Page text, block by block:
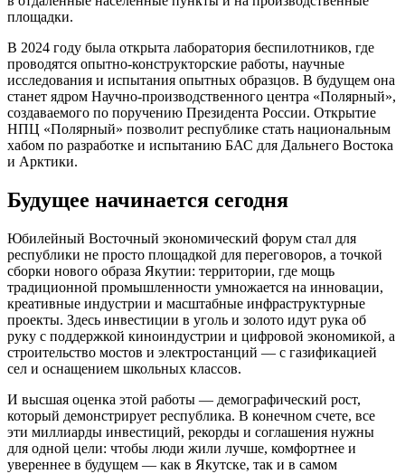
площадки.
В 2024 году была открыта лаборатория беспилотников, где
проводятся опытно-конструкторские работы, научные
исследования и испытания опытных образцов. В будущем она
станет ядром Научно-производственного центра «Полярный»,
создаваемого по поручению Президента России. Открытие
НПЦ «Полярный» позволит республике стать национальным
хабом по разработке и испытанию БАС для Дальнего Востока
и Арктики.
Будущее начинается сегодня
Юбилейный Восточный экономический форум стал для
республики не просто площадкой для переговоров, а точкой
сборки нового образа Якутии: территории, где мощь
традиционной промышленности умножается на инновации,
креативные индустрии и масштабные инфраструктурные
проекты. Здесь инвестиции в уголь и золото идут рука об
руку с поддержкой киноиндустрии и цифровой экономикой, а
строительство мостов и электростанций — с газификацией
сел и оснащением школьных классов.
И высшая оценка этой работы — демографический рост,
который демонстрирует республика. В конечном счете, все
эти миллиарды инвестиций, рекорды и соглашения нужны
для одной цели: чтобы люди жили лучше, комфортнее и
увереннее в будущем — как в Якутске, так и в самом